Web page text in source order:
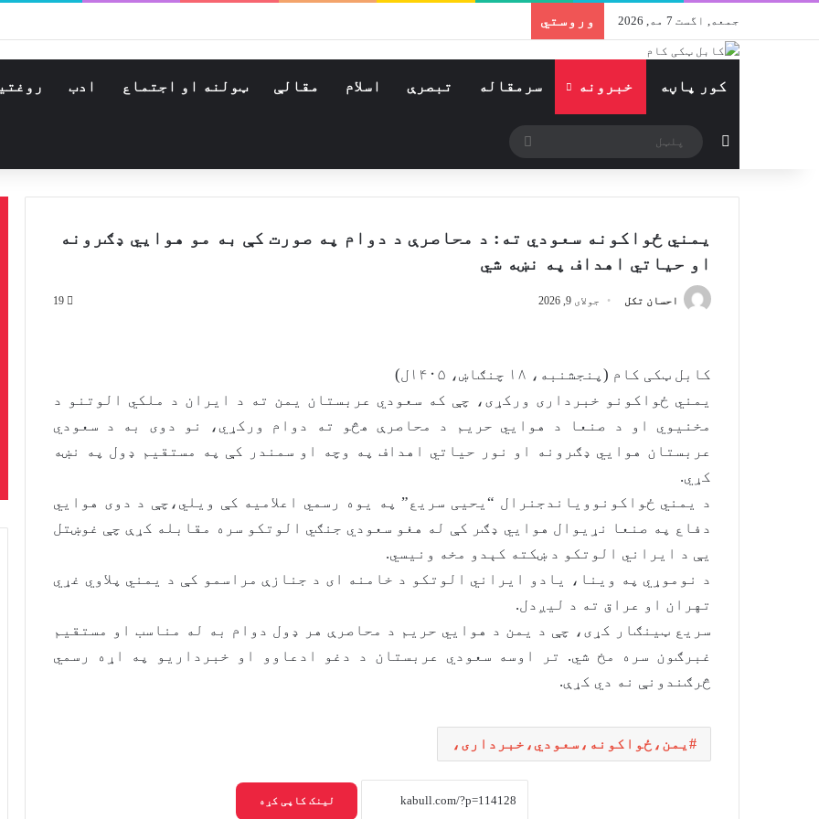
جمعه, اگست 7 مه, 2026 وروستي
کور پاڼه خبرونه سرمقاله تبصرې اسلام مقالې ټولنه او اجتماع ادب
Switch skin
یمني ځواکونه سعودي ته: د محاصرې د دوام په صورت کې به مو هوايي ډګرونه
او حیاتي اهداف په نښه شي
احسان تکل جولای 9, 2026 19
کابل ټکی کام (پنجشنبه، ۱۸ چنګاښ، ۱۴۰۵ل)
یمني ځواکونو خبرداری ورکړی، چې که سعودي عربستان یمن ته د ایران د ملکي الوتنو د
مخنیوي او د صنعا د هوايي حریم د محاصرې هڅو ته دوام ورکړي، نو دوی به د سعودي
عربستان هوايي ډګرونه او نور حیاتي اهداف په وچه او سمندر کې په مستقیم ډول په نښه
کړي.
د یمني ځواکونوویاندجنرال “یحیی سریع” په یوه رسمي اعلامیه کې ویلي،چې د دوی هوايي
دفاع په صنعا نړیوال هوايي ډګر کې له هغو سعودي جنګي الوتکو سره مقابله کړې چې غوښتل
یې د ایراني الوتکو د ښکته کېدو مخه ونیسي.
د نوموړي په وینا، یادو ایراني الوتکو د خامنه ای د جنازې مراسمو کې د یمني پلاوي غړي
تهران او عراق ته د ليږدل.
سریع ټینګار کړی، چې د یمن د هوايي حریم د محاصرې هر ډول دوام به له مناسب او مستقیم
غبرګون سره مخ شي. تر اوسه سعودي عربستان د دغو ادعاوو او خبرداریو په اړه رسمي
څرګندونې نه دي کړې.
یمن،ځواکونه،سعودي،خبرداری،
لینک کاپی کړه